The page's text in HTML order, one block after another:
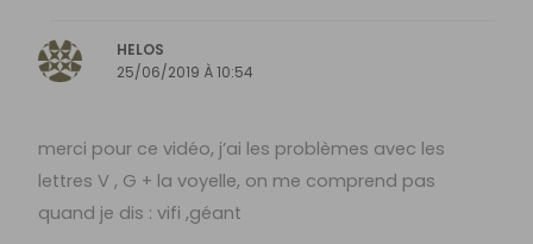
HELOS
25/06/2019 À 10:54
merci pour ce vidéo, j’ai les problèmes avec les
lettres V , G + la voyelle, on me comprend pas
quand je dis : vifi ,géant